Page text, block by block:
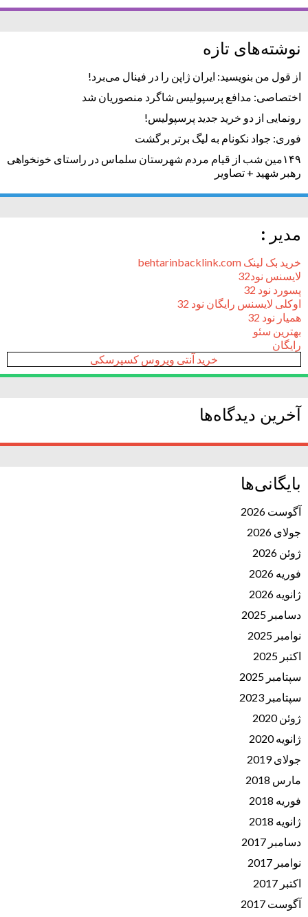
نوشته‌های تازه
از قول من بنویسید: ایران ژاپن را در فینال می‌برد!
اختصاصی: مدافع پرسپولیس شاگرد منصوریان شد
رونمایی از دو خرید جدید پرسپولیس!
فوری: جواد نکونام به لیگ برتر برگشت
۱۴۹مین شب از قیام مردم شهرستان سلماس در راستای خونخواهی
رهبر شهید + تصاویر
مدیر :
خرید بک لینک behtarinbacklink.com
لایسنس نود32
پسورد نود 32
اوکلی لایسنس رایگان نود 32
همیار نود 32
بهترین سئو
رایگان
خرید آنتی ویروس کسپرسکی
آخرین دیدگاه‌ها
بایگانی‌ها
آگوست 2026
جولای 2026
ژوئن 2026
فوریه 2026
ژانویه 2026
دسامبر 2025
نوامبر 2025
اکتبر 2025
سپتامبر 2025
سپتامبر 2023
ژوئن 2020
ژانویه 2020
جولای 2019
مارس 2018
فوریه 2018
ژانویه 2018
دسامبر 2017
نوامبر 2017
اکتبر 2017
آگوست 2017